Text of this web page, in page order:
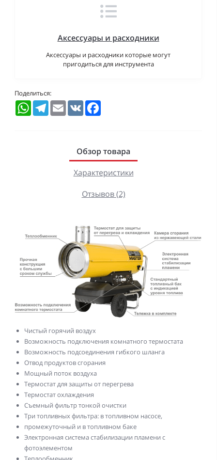
Аксессуары и расходники
Аксессуары и расходники которые могут
пригодиться для инструмента
Поделиться:
WhatsAppTelegramEmail VK
Обзор товара
Характеристики
Отзывов (2)
Чистый горячий воздух
Возможность подключения комнатного термостата
Возможность подсоединения гибкого шланга
Отвод продуктов сгорания
Мощный поток воздуха
Термостат для защиты от перегрева
Термостат охлаждения
Съемный фильтр тонкой очистки
Три топливных фильтра: в топливном насосе,
промежуточный и в топливном баке
Электронная система стабилизации пламени с
фотоэлементом